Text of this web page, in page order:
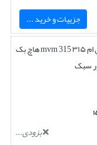
جزییات و خرید ...
چادر ام وی ام ۳۱۵ mvm 315 هاچ بک
سبک
بزودی...